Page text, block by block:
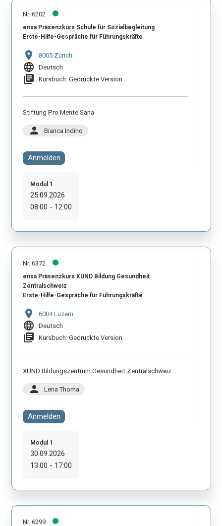
Nr. 6202
ensa Präsenzkurs Schule für Sozialbegleitung
Erste-Hilfe-Gespräche für Führungskräfte
location_on 8005 Zürich
language Deutsch
library_books Kursbuch: Gedruckte Version
Stiftung Pro Mente Sana
person Bianca Indino
Anmelden
Modul 1
25.09.2026
08:00 - 12:00
Nr. 6372
ensa Präsenzkurs XUND Bildung Gesundheit
Zentralschweiz
Erste-Hilfe-Gespräche für Führungskräfte
location_on 6004 Luzern
language Deutsch
library_books Kursbuch: Gedruckte Version
XUND Bildungszentrum Gesundheit Zentralschweiz
person Lena Thoma
Anmelden
Modul 1
30.09.2026
13:00 - 17:00
Nr. 6299